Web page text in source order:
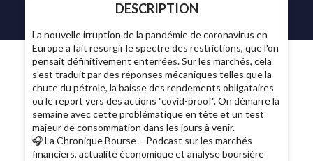
DESCRIPTION
La nouvelle irruption de la pandémie de coronavirus en
Europe a fait resurgir le spectre des restrictions, que l'on
pensait définitivement enterrées. Sur les marchés, cela
s'est traduit par des réponses mécaniques telles que la
chute du pétrole, la baisse des rendements obligataires
ou le report vers des actions "covid-proof". On démarre la
semaine avec cette problématique en tête et un test
majeur de consommation dans les jours à venir.
🎧 La Chronique Bourse – Podcast sur les marchés
financiers, actualité économique et analyse boursière